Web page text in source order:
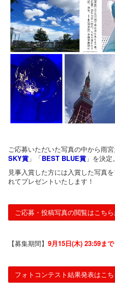
ご応募いただいた写真の中から雨
SKY賞 」「BEST BLUE賞 」を決定。
見事入賞した方には入賞した写真
れてプレゼントいたします！
ご応募・投稿写真の閲覧はこちら
【募集期間】 9月15日(木) 23:59まで
フォトコンテスト結果発表はこち